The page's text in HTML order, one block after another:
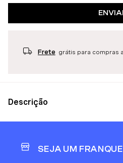
Frete grátis para compras
Descrição
SEJA UM